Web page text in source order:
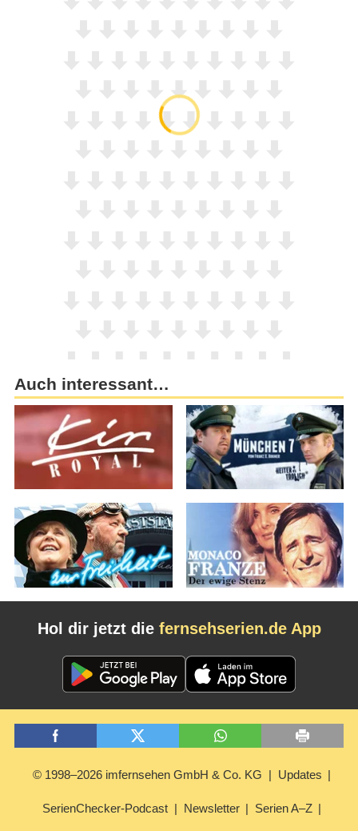
Auch interessant…
Hol dir jetzt die fernsehserien.de App
© 1998–2026 imfernsehen GmbH & Co. KG Updates
SerienChecker-Podcast Newsletter Serien A–Z